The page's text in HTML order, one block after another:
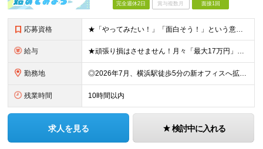
完全週休2日 賞与複数月 面接1回
応募資格 ★「やってみたい！」「面白そう！」という意欲重視の採用です！ ★新オフィスのスタートメンバー募集！ ◎学歴・経験一切不問！未経験・第二新卒大歓迎 ◎基本的なPCスキル（文字入力レベルでOK） ＼こ
給与 ★頑張り損はさせません！月々「最大17万円」のインセンティブ支給！ 【月収イメージ】 ・月収33.5万円（月給23万5000円＋インセンティブ10万円） ・月収47.5万円（月給30万円＋インセンティ
勤務地 ◎2026年7月、横浜駅徒歩5分の新オフィスへ拡大移転！ ◎転勤なし！U・Iターンも歓迎 ◎横浜駅から徒歩6分の好アクセス ≪本社≫ 神奈川県横浜市神奈川区金港町7−3 ★2026年7月より、横浜
残業時間 10時間以内
求人を見る 検討中に入れる